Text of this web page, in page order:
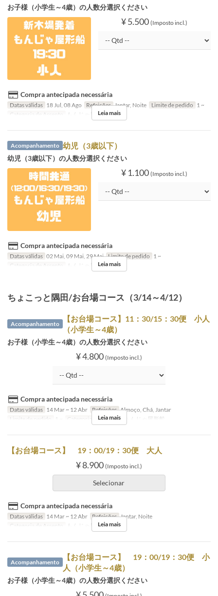
お子様（小学生～4歳）の人数分選択ください
¥ 5.500 (Imposto incl.)
Compra antecipada necessária
Datas válidas 18 Jul, 08 Ago Refeições Jantar, Noite Limite de pedido 1 ~
Categoria de Assento
もんじゃ屋形船Leia mais
Acompanhamento 幼児（3歳以下）
幼児（3歳以下）の人数分選択ください
¥ 1.100 (Imposto incl.)
Compra antecipada necessária
Datas válidas 02 Mai, 09 Mai, 29 Mai Limite de pedido 1 ~
Categoria de Assento
もんじゃ屋形船Leia mais
ちょこっと隅田/お台場コース（3/14～4/12）
Acompanhamento
【お台場コース】11：30/15：30便 小人
（小学生～4歳）
お子様（小学生～4歳）の人数分選択ください
¥ 4.800 (Imposto incl.)
Compra antecipada necessária
Datas válidas 14 Mar ~ 12 Abr Refeições Almoço, Chá, Jantar
Limite de pedido
1 ~ Categoria de Assento もんじゃ屋形船
Leia mais
【お台場コース】 19：00/19：30便 大人
¥ 8.900 (Imposto incl.)
Selecionar
Compra antecipada necessária
Datas válidas 14 Mar ~ 12 Abr Refeições Jantar, Noite
Categoria de Assento
もんじゃ屋形船Leia mais
Acompanhamento
【お台場コース】 19：00/19：30便 小
人（小学生～4歳）
お子様（小学生～4歳）の人数分選択ください